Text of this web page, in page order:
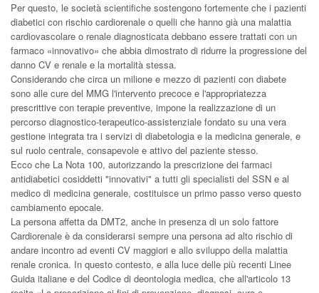
Per questo, le società scientifiche sostengono fortemente che i pazienti
diabetici con rischio cardiorenale o quelli che hanno già una malattia
cardiovascolare o renale diagnosticata debbano essere trattati con un
farmaco «innovativo» che abbia dimostrato di ridurre la progressione del
danno CV e renale e la mortalità stessa.
Considerando che circa un milione e mezzo di pazienti con diabete
sono alle cure del MMG l'intervento precoce e l'appropriatezza
prescrittive con terapie preventive, impone la realizzazione di un
percorso diagnostico-terapeutico-assistenziale fondato su una vera
gestione integrata tra i servizi di diabetologia e la medicina generale, e
sul ruolo centrale, consapevole e attivo del paziente stesso.
Ecco che La Nota 100, autorizzando la prescrizione dei farmaci
antidiabetici cosiddetti "innovativi" a tutti gli specialisti del SSN e al
medico di medicina generale, costituisce un primo passo verso questo
cambiamento epocale.
La persona affetta da DMT2, anche in presenza di un solo fattore
Cardiorenale è da considerarsi sempre una persona ad alto rischio di
andare incontro ad eventi CV maggiori e allo sviluppo della malattia
renale cronica. In questo contesto, e alla luce delle più recenti Linee
Guida italiane e del Codice di deontologia medica, che all'articolo 13